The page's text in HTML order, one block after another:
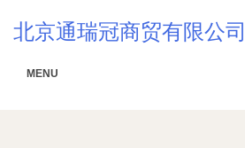
北京通瑞冠商贸有限公司
MENU